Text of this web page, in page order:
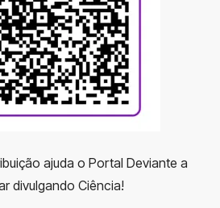
ajuda o Portal Deviante a
divulgando Ciência!